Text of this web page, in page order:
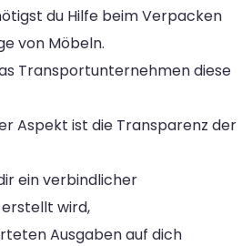
du Hilfe beim Verpacken
von Möbeln.
Transportunternehmen diese
Aspekt ist die Transparenz der
ein verbindlicher
wird,
Ausgaben auf dich